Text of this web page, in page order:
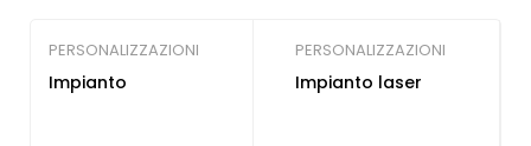
PERSONALIZZAZIONI
Impianto
PERSONALIZZAZIONI
Impianto laser